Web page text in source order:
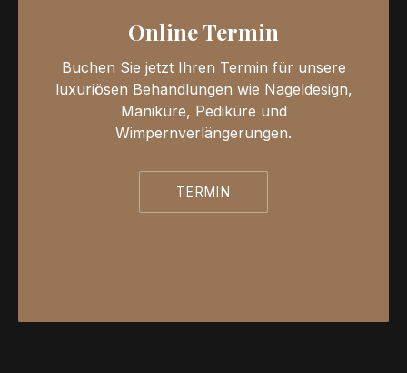
Online Termin
Buchen Sie jetzt Ihren Termin für unsere
luxuriösen Behandlungen wie Nageldesign,
Maniküre, Pediküre und
Wimpernverlängerungen.
TERMIN